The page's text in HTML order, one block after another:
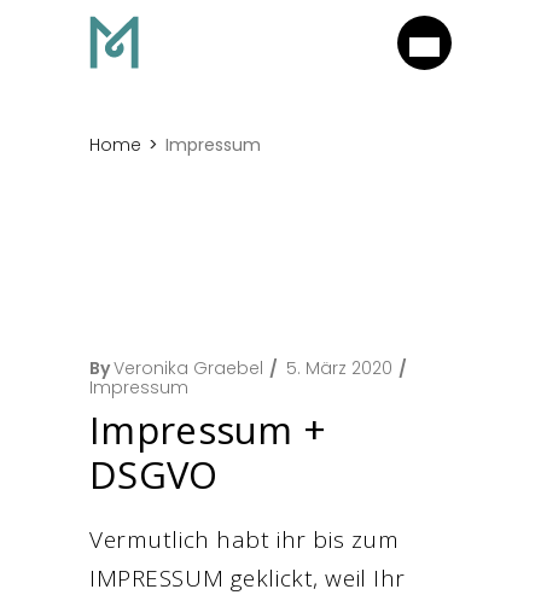
Home Impressum
ByVeronika Graebel
5. März 2020
Impressum
Impressum +
DSGVO
Vermutlich habt ihr bis zum
IMPRESSUM geklickt, weil Ihr